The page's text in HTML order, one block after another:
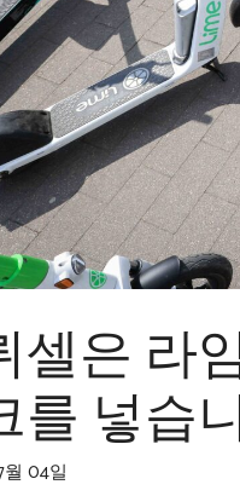
셀은 라
를 넣습
04일